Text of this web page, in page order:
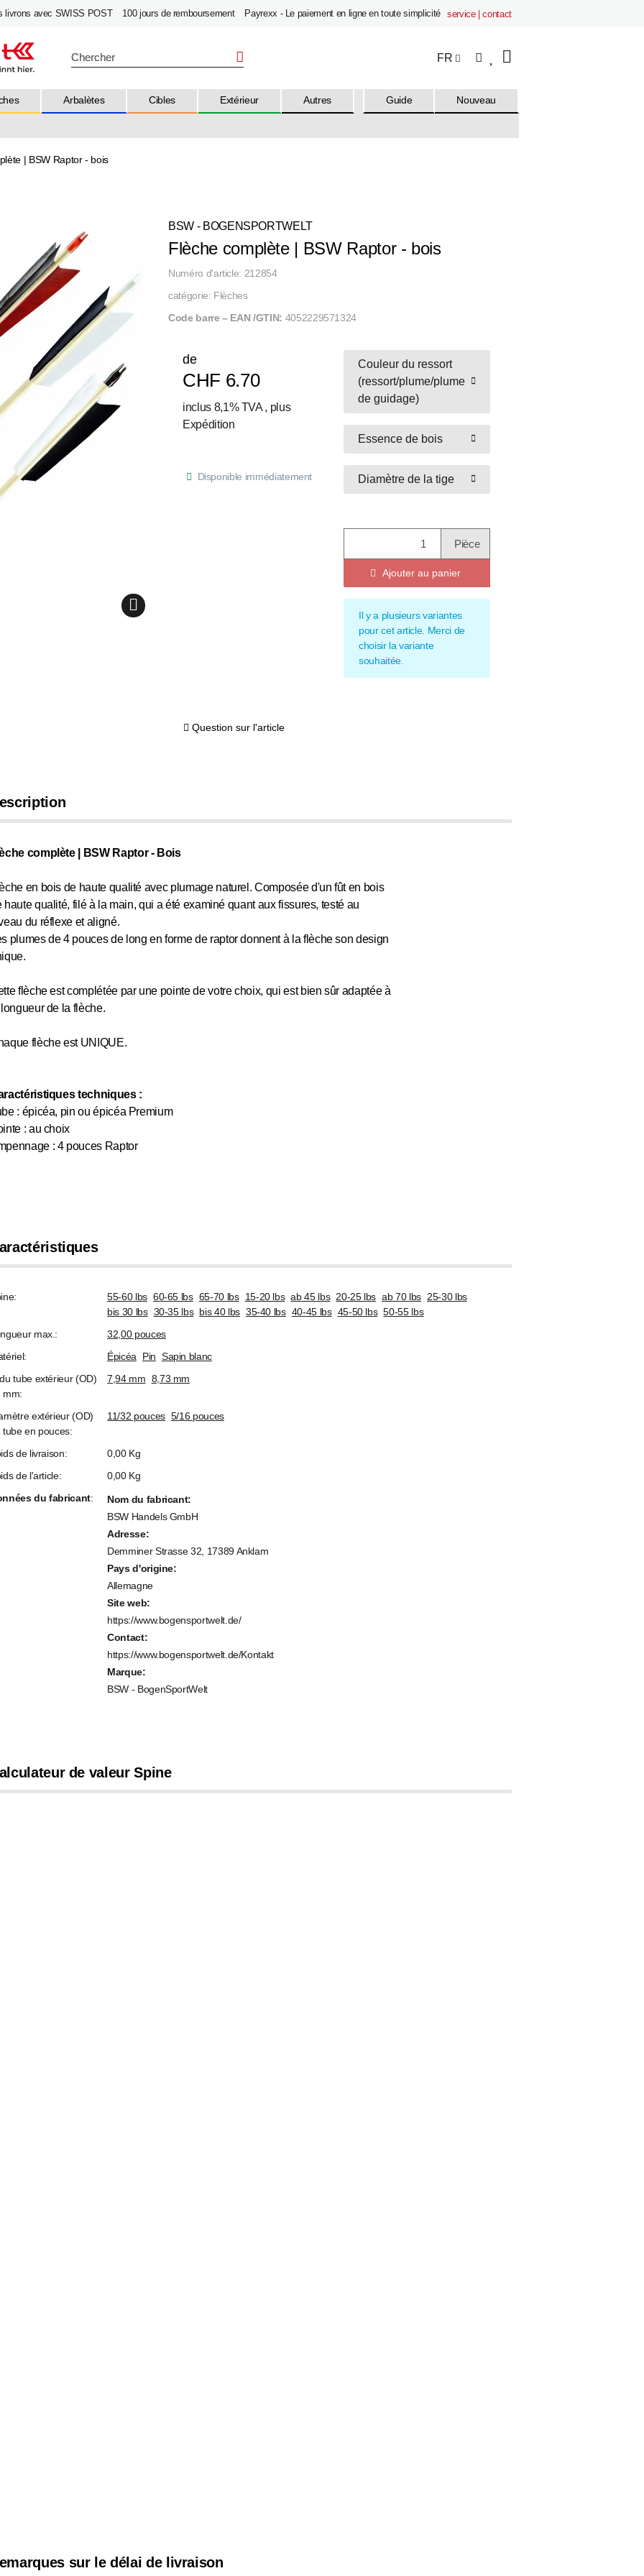
livrons avec SWISS POST 100 jours de remboursement Payrexx - Le paiement en ligne en toute simplicité service | contact
FR
Arbalètes Cibles Extérieur Autres Guide Nouveau
| BSW Raptor - bois
BSW - BOGENSPORTWELT
Flèche complète | BSW Raptor - bois
Numéro d'article: 212854
catégorie: Flèches
Code barre – EAN /GTIN: 4052229571324
de
CHF 6.70
inclus 8,1% TVA , plus
Expédition
Disponible immédiatement
Couleur du ressort
(ressort/plume/plume
de guidage)
Essence de bois
Diamètre de la tige
Pièce
Ajouter au panier
x
Il y a plusieurs variantes
pour cet article. Merci de
choisir la variante
souhaitée.
Question sur l'article
complète | BSW Raptor - Bois
en bois de haute qualité avec plumage naturel. Composée d'un fût en bois
haute qualité, filé à la main, qui a été examiné quant aux fissures, testé au
du réflexe et aligné.
plumes de 4 pouces de long en forme de raptor donnent à la flèche son design
flèche est complétée par une pointe de votre choix, qui est bien sûr adaptée à
de la flèche.
flèche est UNIQUE.
techniques :
: épicéa, pin ou épicéa Premium
: au choix
: 4 pouces Raptor
55-60 lbs 60-65 lbs 65-70 lbs 15-20 lbs ab 45 lbs 20-25 lbs ab 70 lbs 25-30 lbs
bis 30 lbs 30-35 lbs bis 40 lbs 35-40 lbs 40-45 lbs 45-50 lbs 50-55 lbs
max.:
32,00 pouces
Épicéa Pin Sapin blanc
tube extérieur (OD)
mm:
7,94 mm 8,73 mm
extérieur (OD)
tube en pouces:
11/32 pouces 5/16 pouces
de livraison:
0,00 Kg
de l'article:
0,00 Kg
du fabricant:
Nom du fabricant:
BSW Handels GmbH
Adresse:
Demminer Strasse 32, 17389 Anklam
Pays d'origine:
Allemagne
Site web:
https://www.bogensportwelt.de/
Contact:
https://www.bogensportwelt.de/Kontakt
Marque:
BSW - BogenSportWelt
de valeur Spine
sur le délai de livraison